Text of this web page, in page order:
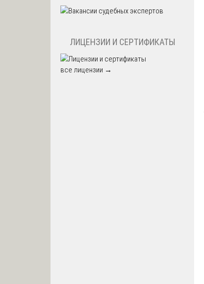
ЛИЦЕНЗИИ И СЕРТИФИКАТЫ
все лицензии →